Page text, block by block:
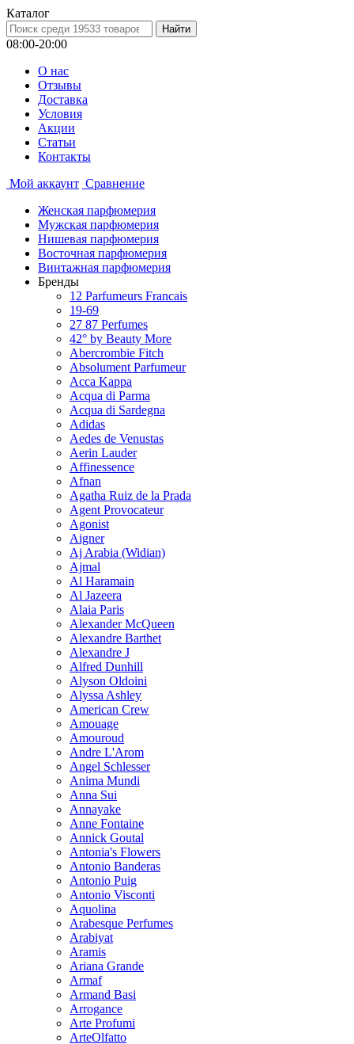
Каталог
08:00-20:00
О нас
Отзывы
Доставка
Условия
Aкции
Статьи
Контакты
Мой аккаунт Сравнение
Женская парфюмерия
Мужская парфюмерия
Нишевая парфюмерия
Восточная парфюмерия
Винтажная парфюмерия
Бренды
12 Parfumeurs Francais
19-69
27 87 Perfumes
42° by Beauty More
Abercrombie Fitch
Absolument Parfumeur
Acca Kappa
Acqua di Parma
Acqua di Sardegna
Adidas
Aedes de Venustas
Aerin Lauder
Affinessence
Afnan
Agatha Ruiz de la Prada
Agent Provocateur
Agonist
Aigner
Aj Arabia (Widian)
Ajmal
Al Haramain
Al Jazeera
Alaia Paris
Alexander McQueen
Alexandre Barthet
Alexandre J
Alfred Dunhill
Alyson Oldoini
Alyssa Ashley
American Crew
Amouage
Amouroud
Andre L'Arom
Angel Schlesser
Anima Mundi
Anna Sui
Annayake
Anne Fontaine
Annick Goutal
Antonia's Flowers
Antonio Banderas
Antonio Puig
Antonio Visconti
Aquolina
Arabesque Perfumes
Arabiyat
Aramis
Ariana Grande
Armaf
Armand Basi
Arrogance
Arte Profumi
ArteOlfatto